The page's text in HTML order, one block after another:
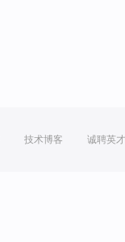
技术博客 诚聘英才